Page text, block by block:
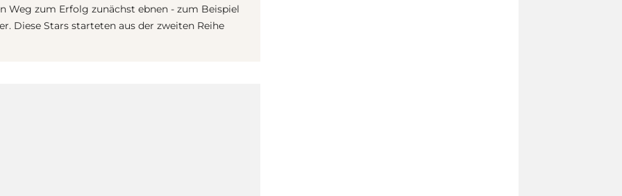
Weg zum Erfolg zunächst ebnen - zum Beispiel
Diese Stars starteten aus der zweiten Reihe